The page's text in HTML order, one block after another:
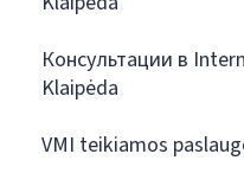
Консультации в
Klaipėda
VMI teikiamos